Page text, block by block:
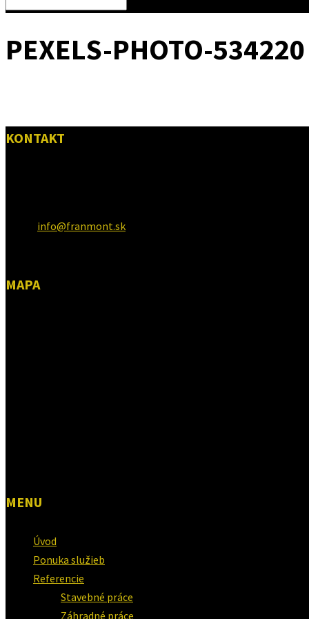
PEXELS-PHOTO-534220
KONTAKT
info@franmont.sk
MAPA
MENU
Úvod
Ponuka služieb
Referencie
Stavebné práce
Záhradné práce